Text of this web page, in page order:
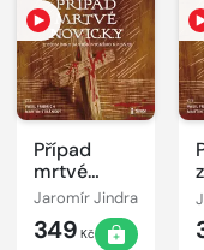
Případ
mrtvé
novicky
Jaromír Jindra
349 Kč